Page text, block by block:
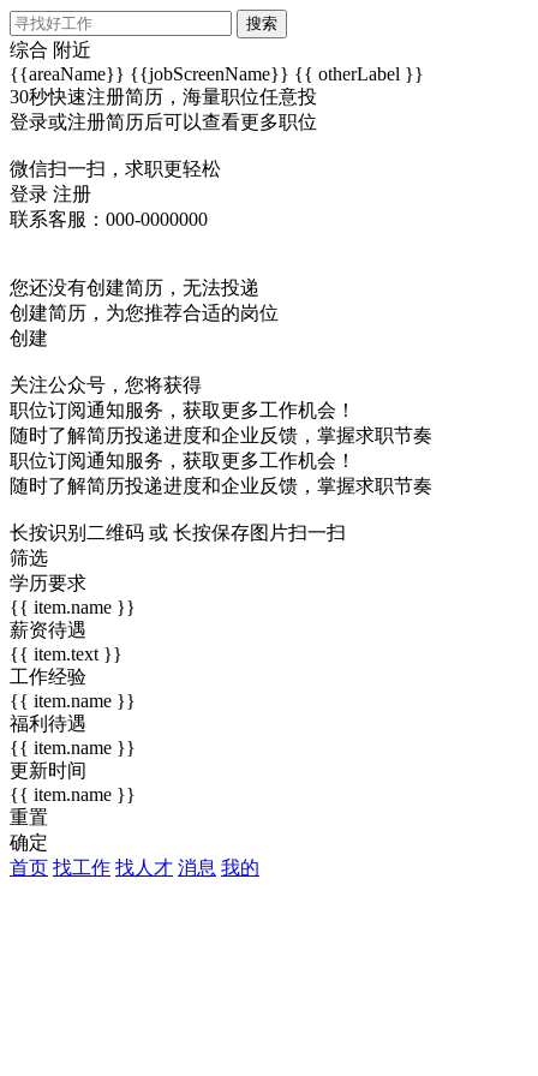
搜索
综合 附近
{{areaName}} {{jobScreenName}} {{ otherLabel }}
30秒快速注册简历，海量职位任意投
登录或注册简历后可以查看更多职位
微信扫一扫，求职更轻松
登录 注册
联系客服：000-0000000
您还没有创建简历，无法投递
创建简历，为您推荐合适的岗位
创建
关注公众号，您将获得
职位订阅通知服务，获取更多工作机会！
随时了解简历投递进度和企业反馈，掌握求职节奏
职位订阅通知服务，获取更多工作机会！
随时了解简历投递进度和企业反馈，掌握求职节奏
长按识别二维码 或 长按保存图片扫一扫
筛选
学历要求
{{ item.name }}
薪资待遇
{{ item.text }}
工作经验
{{ item.name }}
福利待遇
{{ item.name }}
更新时间
{{ item.name }}
重置
确定
首页 找工作 找人才 消息 我的